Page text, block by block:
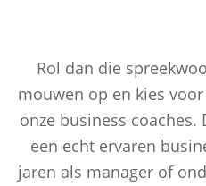
Rol dan die
mouwen op en kies
onze business coaches.
een echt ervaren
jaren als manager of